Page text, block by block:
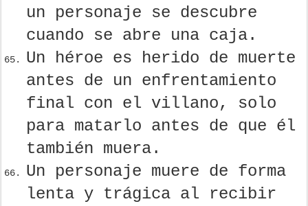
un personaje se descubre
cuando se abre una caja.
Un héroe es herido de muerte
antes de un enfrentamiento
final con el villano, solo
para matarlo antes de que él
también muera.
Un personaje muere de forma
lenta y trágica al recibir